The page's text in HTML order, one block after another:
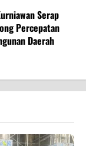
Serap
Percepatan
Daerah